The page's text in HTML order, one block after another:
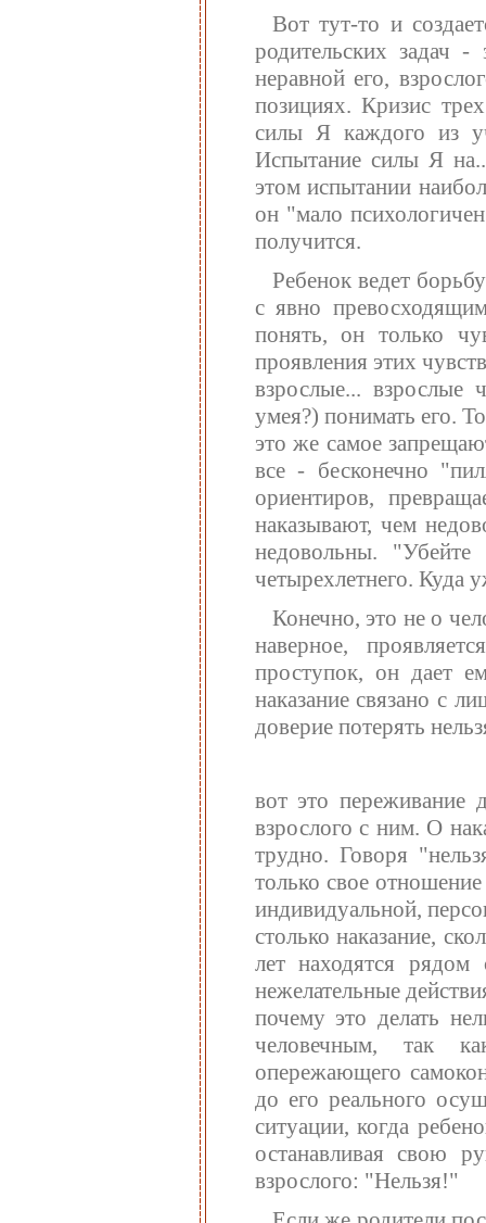
Вот тут-то и
родительских задач -
неравной его,
позициях. Кризис
силы Я каждого из
Испытание силы Я
этом испытании
он "мало
получится.
Ребенок ведет
с явно
понять, он только
проявления этих
взрослые...
умея?) понимать его.
это же самое
все - бесконечно
ориентиров,
наказывают, чем
недовольны.
четырехлетнего. Куда
Конечно, это не о
наверное,
проступок, он дает
наказание связано с
доверие потерять
вот это переживание
взрослого с ним. О
трудно. Говоря
только свое
индивидуальной,
столько наказание,
лет находятся
нежелательные
почему это делать
человечным, так
опережающего
до его реального
ситуации, когда
останавливая свою
взрослого: "Нельзя!"